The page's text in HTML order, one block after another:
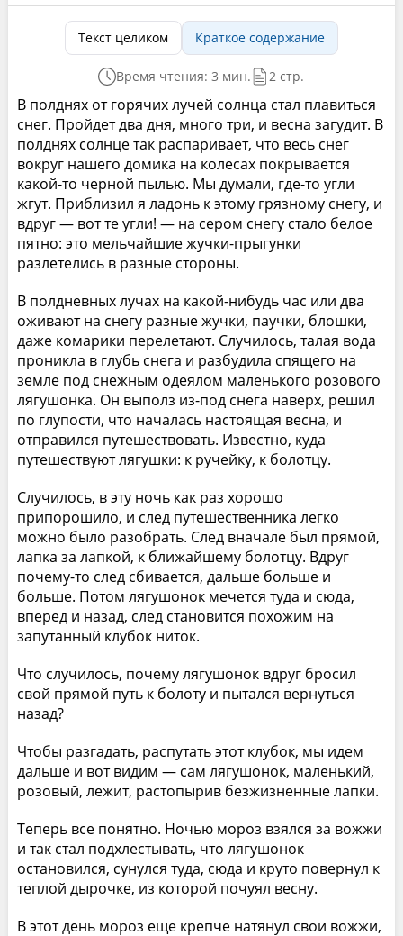
Текст целиком Краткое содержание
Время чтения: 3 мин. 2 стр.
В полднях от горячих лучей солнца стал плавиться
снег. Пройдет два дня, много три, и весна загудит. В
полднях солнце так распаривает, что весь снег
вокруг нашего домика на колесах покрывается
какой-то черной пылью. Мы думали, где-то угли
жгут. Приблизил я ладонь к этому грязному снегу, и
вдруг — вот те угли! — на сером снегу стало белое
пятно: это мельчайшие жучки-прыгунки
разлетелись в разные стороны.
В полдневных лучах на какой-нибудь час или два
оживают на снегу разные жучки, паучки, блошки,
даже комарики перелетают. Случилось, талая вода
проникла в глубь снега и разбудила спящего на
земле под снежным одеялом маленького розового
лягушонка. Он выполз из-под снега наверх, решил
по глупости, что началась настоящая весна, и
отправился путешествовать. Известно, куда
путешествуют лягушки: к ручейку, к болотцу.
Случилось, в эту ночь как раз хорошо
припорошило, и след путешественника легко
можно было разобрать. След вначале был прямой,
лапка за лапкой, к ближайшему болотцу. Вдруг
почему-то след сбивается, дальше больше и
больше. Потом лягушонок мечется туда и сюда,
вперед и назад, след становится похожим на
запутанный клубок ниток.
Что случилось, почему лягушонок вдруг бросил
свой прямой путь к болоту и пытался вернуться
назад?
Чтобы разгадать, распутать этот клубок, мы идем
дальше и вот видим — сам лягушонок, маленький,
розовый, лежит, растопырив безжизненные лапки.
Теперь все понятно. Ночью мороз взялся за вожжи
и так стал подхлестывать, что лягушонок
остановился, сунулся туда, сюда и круто повернул к
теплой дырочке, из которой почуял весну.
В этот день мороз еще крепче натянул свои вожжи,